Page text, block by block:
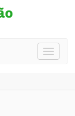
Toggle